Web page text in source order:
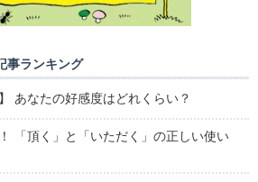
事ランキング
あなたの好感度はどれくらい？
「頂く」と「いただく」の正しい使い